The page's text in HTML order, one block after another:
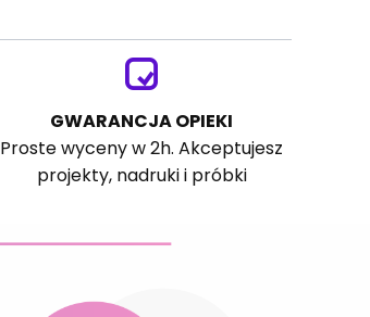
GWARANCJA OPIEKI
Proste wyceny w 2h. Akceptujesz
projekty, nadruki i próbki